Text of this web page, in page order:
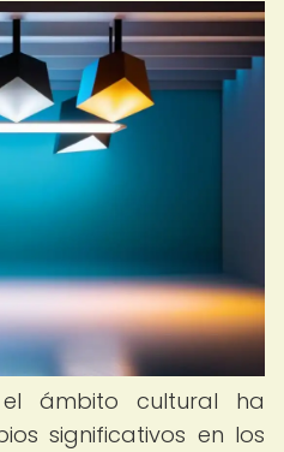
ámbito cultural ha
significativos en los